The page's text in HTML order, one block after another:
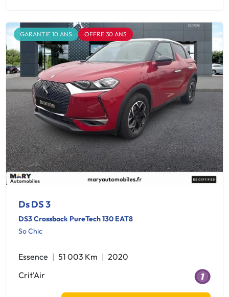
GARANTIE 10 ANS OFFRE 30 ANS
Ds DS 3
DS3 Crossback PureTech 130 EAT8
So Chic
Essence 51 003 Km
2020
Crit'Air